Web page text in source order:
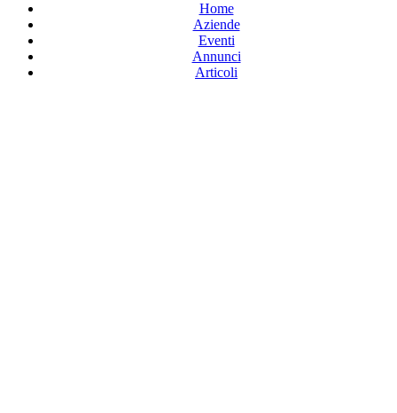
Home
Aziende
Eventi
Annunci
Articoli